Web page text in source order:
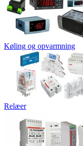
Køling og opvarmning
Relæer